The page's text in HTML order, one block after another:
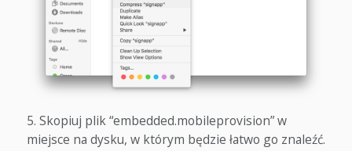
Skopiuj plik “embedded.mobileprovision” w
miejsce na dysku, w którym będzie łatwo go znaleźć.